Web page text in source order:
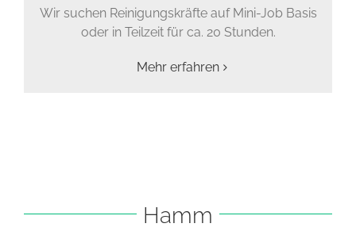
Wir suchen Reinigungskräfte auf Mini-Job Basis
oder in Teilzeit für ca. 20 Stunden.
Mehr erfahren
Hamm